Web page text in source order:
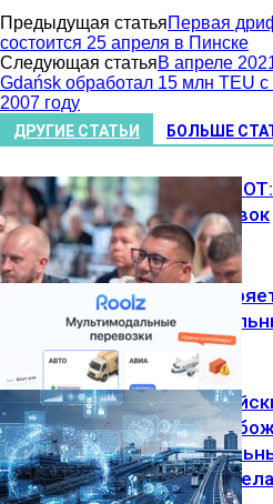
Предыдущая статьяПервая
состоится 25 апреля в Пинске
Следующая статьяВ апреле
Gdańsk обработал 15 млн TEU
2007 году
ДРУГИЕ СТАТЬИ БОЛЬШЕ
Новости
компаний
Введение
цепей поставок
Море
Roolz
СПОТ:
ноября
товаров из